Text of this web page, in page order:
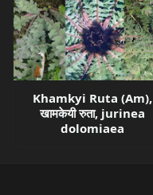
Khamkyi Ruta (Am),
खामकेयी रुता, jurinea
dolomiaea